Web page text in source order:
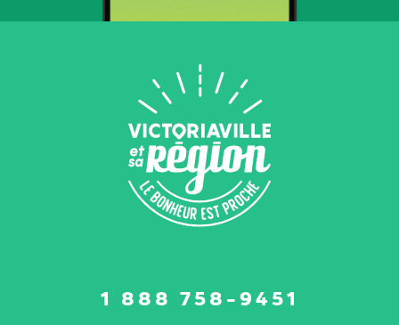
1 888 758-9451